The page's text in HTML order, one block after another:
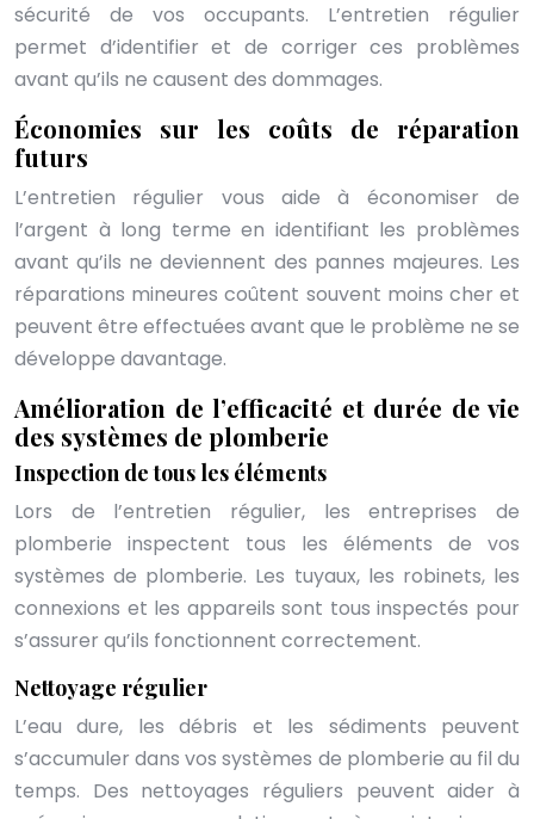
sécurité de vos occupants. L’entretien régulier
permet d’identifier et de corriger ces problèmes
avant qu’ils ne causent des dommages.
Économies sur les coûts de réparation
futurs
L’entretien régulier vous aide à économiser de
l’argent à long terme en identifiant les problèmes
avant qu’ils ne deviennent des pannes majeures. Les
réparations mineures coûtent souvent moins cher et
peuvent être effectuées avant que le problème ne se
développe davantage.
Amélioration de l’efficacité et durée de vie
des systèmes de plomberie
Inspection de tous les éléments
Lors de l’entretien régulier, les entreprises de
plomberie inspectent tous les éléments de vos
systèmes de plomberie. Les tuyaux, les robinets, les
connexions et les appareils sont tous inspectés pour
s’assurer qu’ils fonctionnent correctement.
Nettoyage régulier
L’eau dure, les débris et les sédiments peuvent
s’accumuler dans vos systèmes de plomberie au fil du
temps. Des nettoyages réguliers peuvent aider à